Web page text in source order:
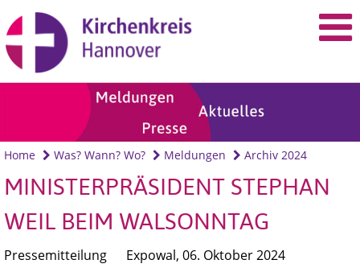
Home Was? Wann? Wo? Meldungen Archiv 2024
MINISTERPRÄSIDENT STEPHAN
WEIL BEIM WALSONNTAG
Pressemitteilung Expowal, 06. Oktober 2024